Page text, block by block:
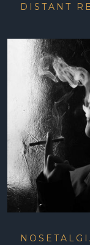
DISTANT